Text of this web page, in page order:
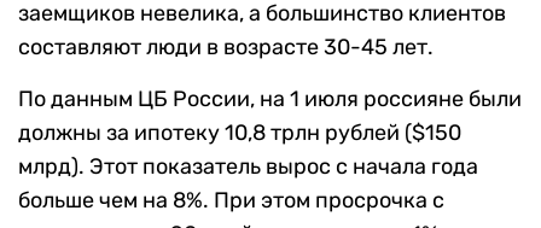
заемщиков невелика, а большинство клиентов
составляют люди в возрасте 30-45 лет.
По данным ЦБ России, на 1 июля россияне были
должны за ипотеку 10,8 трлн рублей ($150
млрд). Этот показатель вырос с начала года
больше чем на 8%. При этом просрочка с